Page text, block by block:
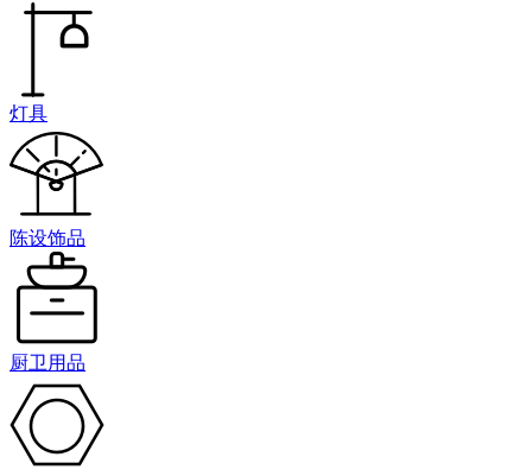
灯具
陈设饰品
厨卫用品